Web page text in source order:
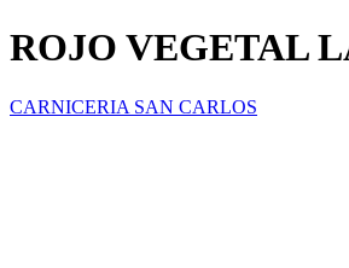
ROJO VEGETAL
CARNICERIA SAN CARLOS